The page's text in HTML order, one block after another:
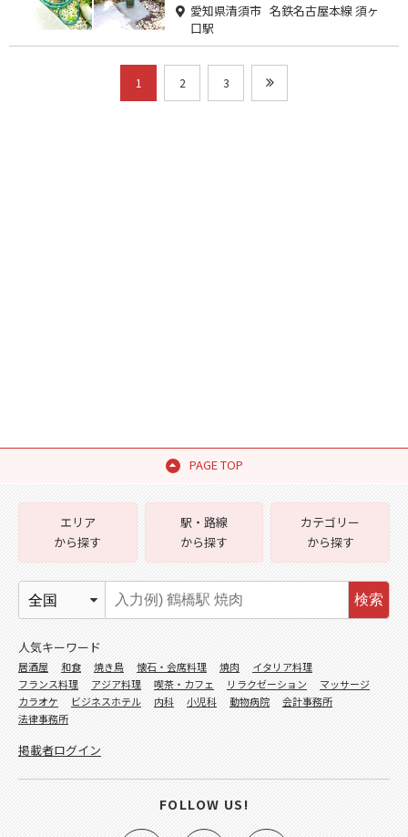
愛知県清須市 名鉄名古屋本線 須ヶ
口駅
1 2 3
PAGE TOP
エリア
から探す
駅・路線
から探す
カテゴリー
から探す
検索
人気キーワード
居酒屋 和食 焼き鳥 懐石・会席料理 焼肉
イタリア料理
フランス料理
アジア料理 喫茶・カフェ リラクゼーション
マッサージ
カラオケ
ビジネスホテル 内科 小児科 動物病院
会計事務所
法律事務所
掲載者ログイン
FOLLOW US!